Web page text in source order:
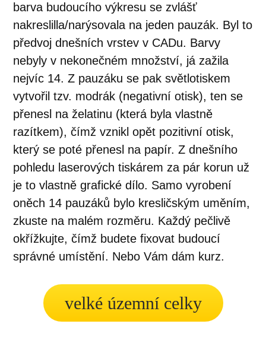
barva budoucího výkresu se zvlášť
nakreslilla/narýsovala na jeden pauzák. Byl to
předvoj dnešních vrstev v CADu. Barvy
nebyly v nekonečném množství, já zažila
nejvíc 14. Z pauzáku se pak světlotiskem
vytvořil tzv. modrák (negativní otisk), ten se
přenesl na želatinu (která byla vlastně
razítkem), čímž vznikl opět pozitivní otisk,
který se poté přenesl na papír. Z dnešního
pohledu laserových tiskárem za pár korun už
je to vlastně grafické dílo. Samo vyrobení
oněch 14 pauzáků bylo kresličským uměním,
zkuste na malém rozměru. Každý pečlivě
okřížkujte, čímž budete fixovat budoucí
správné umístění. Nebo Vám dám kurz.
velké územní celky